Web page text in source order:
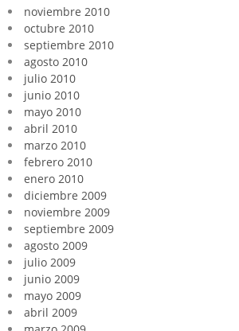
noviembre 2010
octubre 2010
septiembre 2010
agosto 2010
julio 2010
junio 2010
mayo 2010
abril 2010
marzo 2010
febrero 2010
enero 2010
diciembre 2009
noviembre 2009
septiembre 2009
agosto 2009
julio 2009
junio 2009
mayo 2009
abril 2009